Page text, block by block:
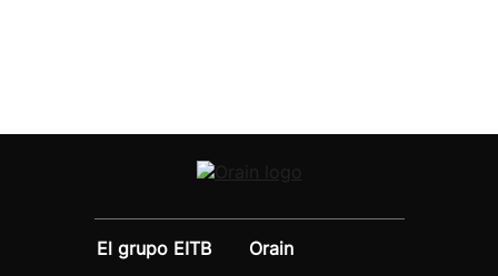
El grupo EITB
Orain